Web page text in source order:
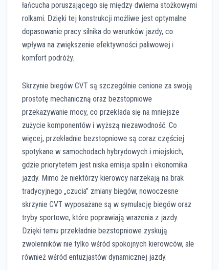
łańcucha poruszającego się między dwiema stożkowymi
rolkami. Dzięki tej konstrukcji możliwe jest optymalne
dopasowanie pracy silnika do warunków jazdy, co
wpływa na zwiększenie efektywności paliwowej i
komfort podróży.
Skrzynie biegów CVT są szczególnie cenione za swoją
prostotę mechaniczną oraz bezstopniowe
przekazywanie mocy, co przekłada się na mniejsze
zużycie komponentów i wyższą niezawodność. Co
więcej, przekładnie bezstopniowe są coraz częściej
spotykane w samochodach hybrydowych i miejskich,
gdzie priorytetem jest niska emisja spalin i ekonomika
jazdy. Mimo że niektórzy kierowcy narzekają na brak
tradycyjnego „czucia” zmiany biegów, nowoczesne
skrzynie CVT wyposażane są w symulację biegów oraz
tryby sportowe, które poprawiają wrażenia z jazdy.
Dzięki temu przekładnie bezstopniowe zyskują
zwolenników nie tylko wśród spokojnych kierowców, ale
również wśród entuzjastów dynamicznej jazdy.